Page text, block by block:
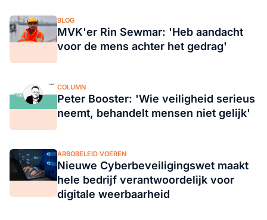
BLOG
MVK'er Rin Sewmar: 'Heb aandacht
voor de mens achter het gedrag'
COLUMN
Peter Booster: 'Wie veiligheid serieus
neemt, behandelt mensen niet gelijk'
ARBOBELEID VOEREN
Nieuwe Cyberbeveiligingswet maakt
hele bedrijf verantwoordelijk voor
digitale weerbaarheid